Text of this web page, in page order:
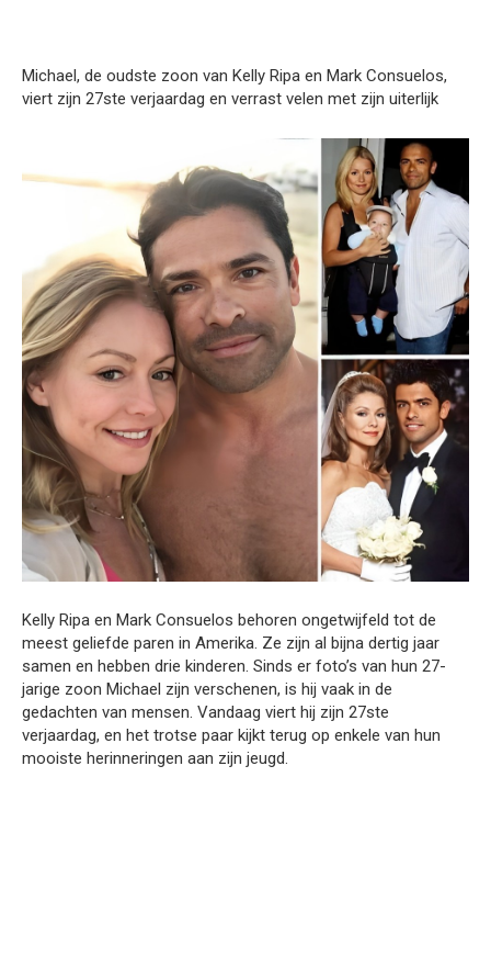
Michael, de oudste zoon van Kelly Ripa en Mark Consuelos,
viert zijn 27ste verjaardag en verrast velen met zijn uiterlijk
Kelly Ripa en Mark Consuelos behoren ongetwijfeld tot de
meest geliefde paren in Amerika. Ze zijn al bijna dertig jaar
samen en hebben drie kinderen. Sinds er foto’s van hun 27-
jarige zoon Michael zijn verschenen, is hij vaak in de
gedachten van mensen. Vandaag viert hij zijn 27ste
verjaardag, en het trotse paar kijkt terug op enkele van hun
mooiste herinneringen aan zijn jeugd.